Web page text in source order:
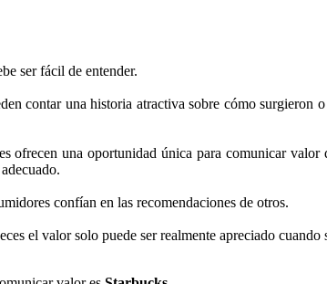
ser fácil de entender.
contar una historia atractiva sobre cómo surgieron
ofrecen una oportunidad única para comunicar
confían en las recomendaciones de otros.
el valor solo puede ser realmente apreciado cuando